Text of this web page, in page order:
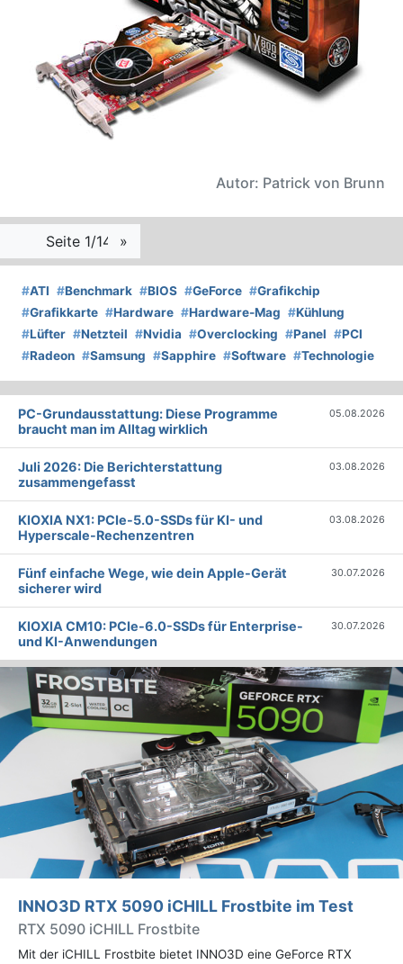
Autor: Patrick von Brunn
Seite 1/14 »
#ATI #Benchmark #BIOS #GeForce #Grafikchip
#Grafikkarte #Hardware #Hardware-Mag #Kühlung
#Lüfter #Netzteil #Nvidia #Overclocking #Panel #PCI
#Radeon #Samsung #Sapphire #Software #Technologie
PC-Grundausstattung: Diese Programme
braucht man im Alltag wirklich
05.08.2026
Juli 2026: Die Bericht­erstattung
zusammengefasst
03.08.2026
KIOXIA NX1: PCIe-5.0-SSDs für KI- und
Hyperscale-Rechenzentren
03.08.2026
Fünf einfache Wege, wie dein Apple-Gerät
sicherer wird
30.07.2026
KIOXIA CM10: PCIe-6.0-SSDs für Enterprise-
und KI-Anwendungen
30.07.2026
INNO3D RTX 5090 iCHILL Frostbite im Test
RTX 5090 iCHILL Frostbite
Mit der iCHILL Frostbite bietet INNO3D eine GeForce RTX